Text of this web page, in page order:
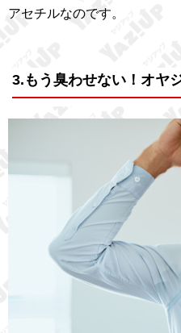
アセチルなのです。
3.もう臭わせない！オヤ